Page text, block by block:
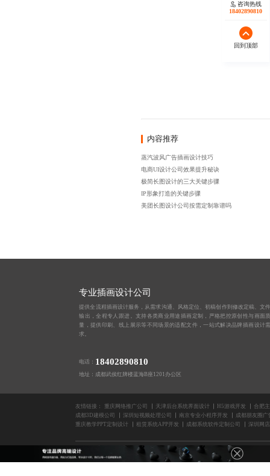
内容推荐
蒸汽波风广告插画设计技巧
电商UI设计公司效果提升秘诀
极简长图设计的三大关键步骤
IP形象打造的关键步骤
美团长图设计公司按需定制靠谱吗
专业插画设计公司
提供全流程插画设计服务，从需求沟通、风格定位、初稿创作到修改定稿、文
输出，全程专人跟进。支持各类商业用途插画定制，严格把控原创性与画面
量，提供印刷、线上展示等不同场景的适配文件，一站式解决品牌插画设计
求。
电话： 18402890810
地址：成都武侯红牌楼蓝海B座1201办公区
友情链接： 重庆网络推广公司 天津后台系统界面设计 H5游戏开发
合肥
成都3D建模公司
深圳短视频处理公司 南京专业小程序开发
成都朋友圈广
重庆教学PPT定制设计
租赁系统APP开发 成都系统软件定制公司 深圳网
版权所有2014-2025 成都蓝橙互动科技有限公司
长沙画册设计公司 济南H5开发制作公司 AR营销游戏制作
玉林专业包装设计公司
咨询热线
18402890810
回到顶部